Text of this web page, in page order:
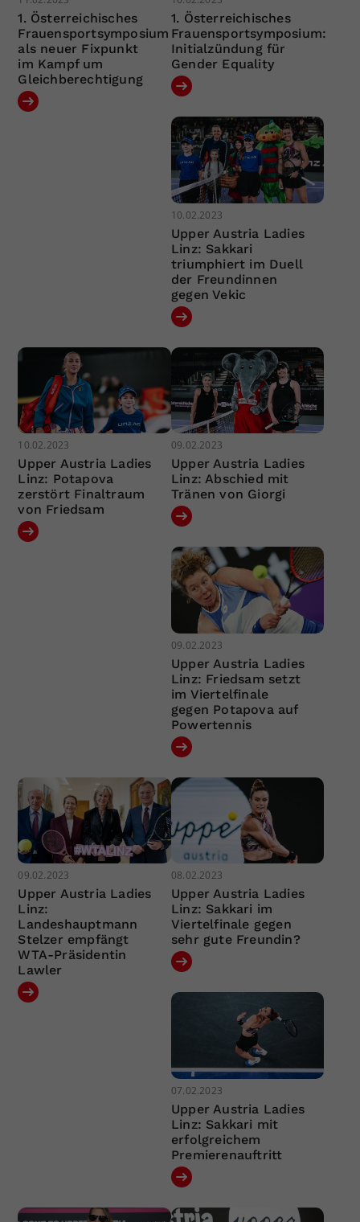
1. Österreichisches
Frauensportsymposium
als neuer Fixpunkt
im Kampf um
Gleichberechtigung
1. Österreichisches
Frauensportsymposium:
Initialzündung für
Gender Equality
10.02.2023
Upper Austria Ladies
Linz: Sakkari
triumphiert im Duell
der Freundinnen
gegen Vekic
10.02.2023
Upper Austria Ladies
Linz: Potapova
zerstört Finaltraum
von Friedsam
09.02.2023
Upper Austria Ladies
Linz: Abschied mit
Tränen von Giorgi
09.02.2023
Upper Austria Ladies
Linz: Friedsam setzt
im Viertelfinale
gegen Potapova auf
Powertennis
09.02.2023
Upper Austria Ladies
Linz:
Landeshauptmann
Stelzer empfängt
WTA-Präsidentin
Lawler
08.02.2023
Upper Austria Ladies
Linz: Sakkari im
Viertelfinale gegen
sehr gute Freundin?
07.02.2023
Upper Austria Ladies
Linz: Sakkari mit
erfolgreichem
Premierenauftritt